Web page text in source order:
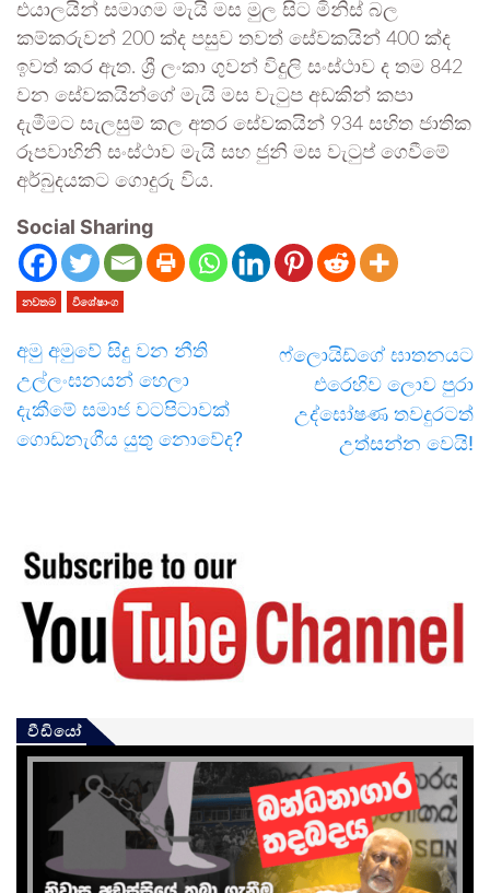
එයාලයින් සමාගම මැයි මස මුල සිට මිනිස් බල
කම්කරුවන් 200 ක්ද පසුව තවත් සේවකයින් 400 ක්ද
ඉවත් කර ඇත. ශ්‍රී ලංකා ගුවන් විදුලි සංස්ථාව ද තම 842
වන සේවකයින්ගේ මැයි මස වැටුප අඩකින් කපා
දැමීමට සැලසුම් කල අතර සේවකයින් 934 සහිත ජාතික
රූපවාහිනි සංස්ථාව මැයි සහ ජුනි මස වැටුප් ගෙවීමේ
අර්බුදයකට ගොදුරු විය.
Social Sharing
නවතම විශේෂාංග
අමු අමුවේ සිදු වන නීති
උල්ලංඝනයන් හෙලා
දැකීමේ සමාජ වටපිටාවක්
ගොඩනැගීය යුතු නොවේද?
ෆ්ලොයිඩ්ගේ ඝාතනයට
එරෙහිව ලොව පුරා
උද්ඝෝෂණ තවදුරටත්
උත්සන්න වෙයි!
වීඩියෝ